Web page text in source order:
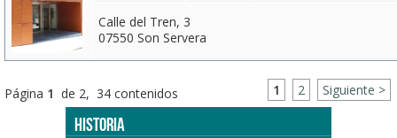
Calle del Tren, 3
07550 Son Servera
Página 1 de 2, 34 contenidos 1 2 Siguiente >
HISTORIA